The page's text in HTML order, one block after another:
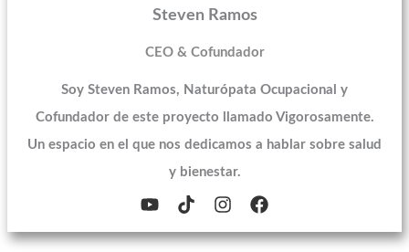
Steven Ramos
CEO & Cofundador
Soy Steven Ramos, Naturópata Ocupacional y
Cofundador de este proyecto llamado Vigorosamente.
Un espacio en el que nos dedicamos a hablar sobre salud
y bienestar.